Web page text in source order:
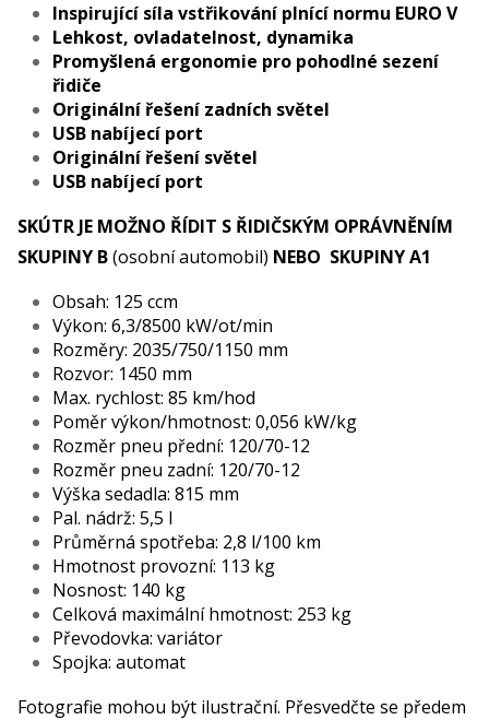
Inspirující síla vstřikování plnící normu EURO V
Lehkost, ovladatelnost, dynamika
Promyšlená ergonomie pro pohodlné sezení
řidiče
Originální řešení zadních světel
USB nabíjecí port
Originální řešení světel
USB nabíjecí port
SKÚTR JE MOŽNO ŘÍDIT S ŘIDIČSKÝM OPRÁVNĚNÍM
SKUPINY B(osobní automobil) NEBO SKUPINY A1
Obsah: 125 ccm
Výkon: 6,3/8500 kW/ot/min
Rozměry: 2035/750/1150 mm
Rozvor: 1450 mm
Max. rychlost: 85 km/hod
Poměr výkon/hmotnost: 0,056 kW/kg
Rozměr pneu přední: 120/70-12
Rozměr pneu zadní: 120/70-12
Výška sedadla: 815 mm
Pal. nádrž: 5,5 l
Průměrná spotřeba: 2,8 l/100 km
Hmotnost provozní: 113 kg
Nosnost: 140 kg
Celková maximální hmotnost: 253 kg
Převodovka: variátor
Spojka: automat
Fotografie mohou být ilustrační. Přesvedčte se předem